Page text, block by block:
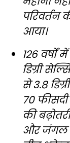
परिवर्तन
आया।
126
डिग्री
से 3.8
70
की
और जंगल